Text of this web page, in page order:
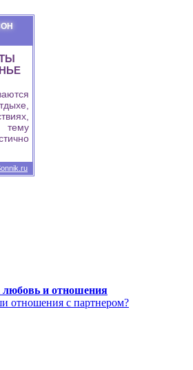
и отношения
отношения с партнером?